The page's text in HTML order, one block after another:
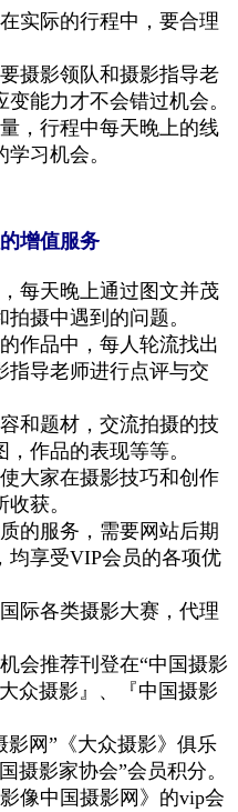
在实 际的行程中， 要合理
摄影领队和摄影指导老
变能力才不会错过机会。
，行程中每天晚上的线
学习机会。
增值服务
每天晚上通过图文并茂
拍摄中遇到的问题。
作品中 ， 每人轮流找出
指导老师进行点评与交
和题材，交流拍摄的技
作品的表现等等。
大家在摄影技巧和创作
收获。
的服务， 需要网站后期
，均享受VIP会员的各项优
际各类摄影大赛，代理
会推荐刊登在“中国摄影
众摄影』、『中国摄影
影网”《大众摄影》俱乐
摄影家协会”会员积分。
像中国摄影网》的vip会